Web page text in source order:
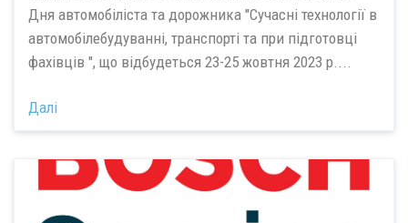
Дня автомобіліста та дорожника "Сучасні технології в
автомобілебудуванні, транспорті та при підготовці
фахівців ", що відбудеться 23-25 жовтня 2023 р....
Далі